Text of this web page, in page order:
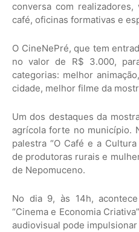
conversa com
café, oficinas formativas e
O CineNePré, que tem
no valor de R$ 3.000,
categorias: melhor
cidade, melhor filme da
Um dos destaques da
agrícola forte no município.
palestra “O Café e a
de produtoras rurais e
de Nepomuceno.
No dia 9, às 14h,
“Cinema e Economia
audiovisual pode